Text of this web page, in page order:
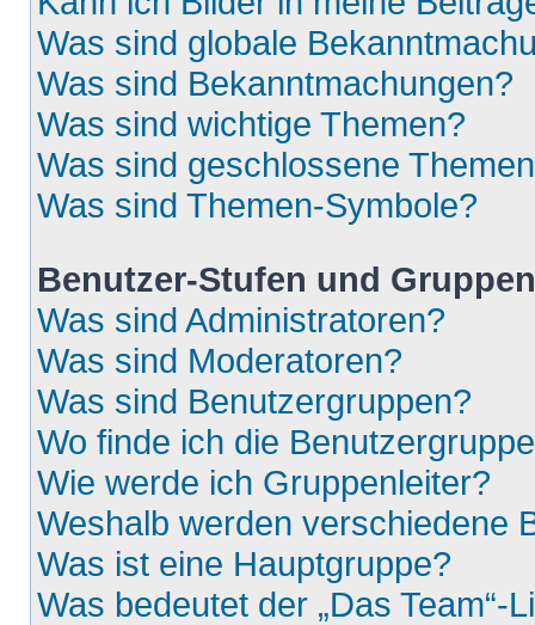
Was sind globale
Was sind Bekanntmachungen?
Was sind wichtige Themen?
Was sind geschlossene
Was sind Themen-Symbole?
Benutzer-Stufen und Gruppen
Was sind Administratoren?
Was sind Moderatoren?
Was sind Benutzergruppen?
Wo finde ich die
Wie werde ich Gruppenleiter?
Weshalb werden verschiedene
Was ist eine Hauptgruppe?
Was bedeutet der „Das Team“-